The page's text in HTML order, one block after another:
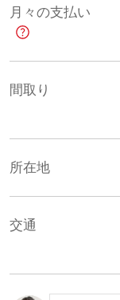
月々の支払い
間取り
所在地
交通